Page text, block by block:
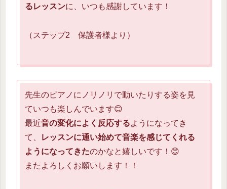
るレッスンに、いつも感謝しています！
（ステップ2 保護者様より）
先生のピアノにノリノリで動いたりする姿を見
ていつも楽しんでいます😊
最近音の変化によく反応するようになってき
て、
レッスンに通い始めて音楽を感じてくれる
ようになってきたのかなと嬉しいです！😊
またよろしくお願いします！！